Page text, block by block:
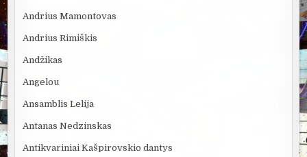
Andrius Mamontovas
Andrius Rimiškis
Andžikas
Angelou
Ansamblis Lelija
Antanas Nedzinskas
Antikvariniai Kašpirovskio dantys